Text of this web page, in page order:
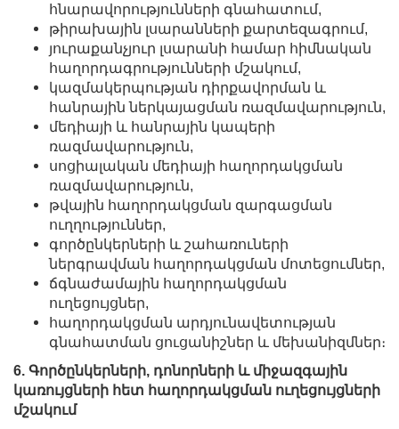
հնարավորությունների գնահատում,
թիրախային լսարանների քարտեզագրում,
յուրաքանչյուր լսարանի համար հիմնական
հաղորդագրությունների մշակում,
կազմակերպության դիրքավորման և
հանրային ներկայացման ռազմավարություն,
մեդիայի և հանրային կապերի
ռազմավարություն,
սոցիալական մեդիայի հաղորդակցման
ռազմավարություն,
թվային հաղորդակցման զարգացման
ուղղություններ,
գործընկերների և շահառուների
ներգրավման հաղորդակցման մոտեցումներ,
ճգնաժամային հաղորդակցման
ուղեցույցներ,
հաղորդակցման արդյունավետության
գնահատման ցուցանիշներ և մեխանիզմներ։
6. Գործընկերների, դոնորների և միջազգային
կառույցների հետ հաղորդակցման ուղեցույցների
մշակում